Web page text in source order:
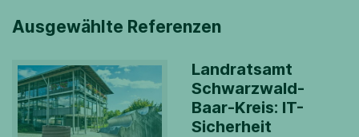
Ausgewählte Referenzen
Landratsamt
Schwarzwald-
Baar-Kreis: IT-
Sicherheit